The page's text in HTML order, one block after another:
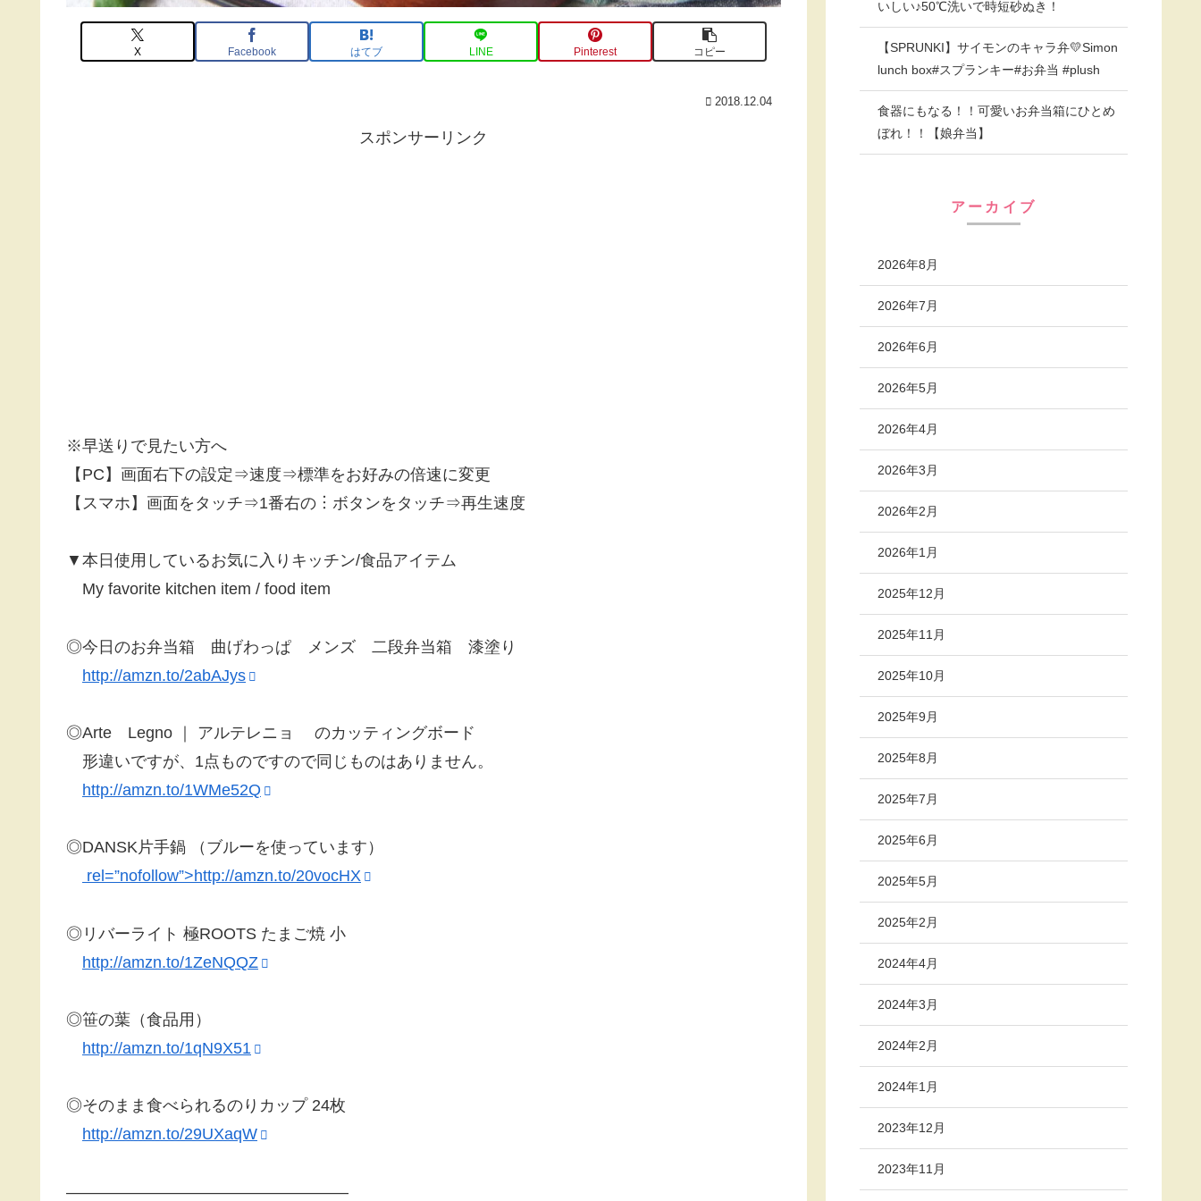
X Facebook はてブ LINE Pinterest コピー
2018.12.04
スポンサーリンク
※早送りで見たい方へ
【PC】画面右下の設定⇒速度⇒標準をお好みの倍速に変更
【スマホ】画面をタッチ⇒1番右の︙ボタンをタッチ⇒再生速度
▼本日使用しているお気に入りキッチン/食品アイテム
My favorite kitchen item / food item
◎今日のお弁当箱 曲げわっぱ メンズ 二段弁当箱 漆塗り
http://amzn.to/2abAJys
◎Arte Legno ｜ アルテレニョ のカッティングボード
形違いですが、1点ものですので同じものはありません。
http://amzn.to/1WMe52Q
◎DANSK片手鍋 （ブルーを使っています）
rel=”nofollow”>http://amzn.to/20vocHX
◎リバーライト 極ROOTS たまご焼 小
http://amzn.to/1ZeNQQZ
◎笹の葉（食品用）
http://amzn.to/1qN9X51
◎そのまま食べられるのりカップ 24枚
http://amzn.to/29UXaqW
—————————————————–
いしい♪50℃洗いで時短砂ぬき！
【SPRUNKI】サイモンのキャラ弁💛Simon
lunch box#スプランキー#お弁当 #plush
食器にもなる！！可愛いお弁当箱にひとめ
ぼれ！！【娘弁当】
アーカイブ
2026年8月
2026年7月
2026年6月
2026年5月
2026年4月
2026年3月
2026年2月
2026年1月
2025年12月
2025年11月
2025年10月
2025年9月
2025年8月
2025年7月
2025年6月
2025年5月
2025年2月
2024年4月
2024年3月
2024年2月
2024年1月
2023年12月
2023年11月